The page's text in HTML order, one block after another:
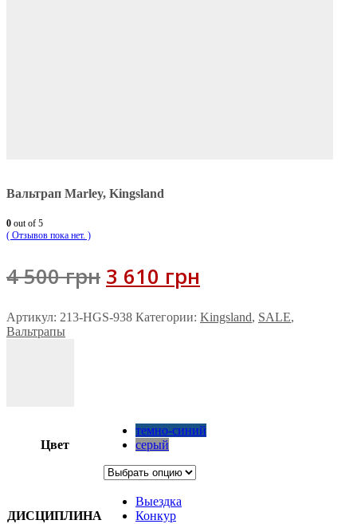
Вальтрап Marley, Kingsland
0 out of 5
( Отзывов пока нет. )
4 500грн Первоначальная
составляла
3 610 грн
3 610 грн.
Артикул: 213-HGS-938 Категории: Kingsland, SALE,
Вальтрапы
Цвет
темно-синий
серый
ДИСЦИПЛИНА
Выездка
Конкур